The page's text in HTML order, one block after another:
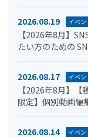
2026.08.19 イベ
【2026年8月】
たい方のための
2026.08.17 イベ
【2026年8月】
限定】個別動画編
2026.08.14 イベ